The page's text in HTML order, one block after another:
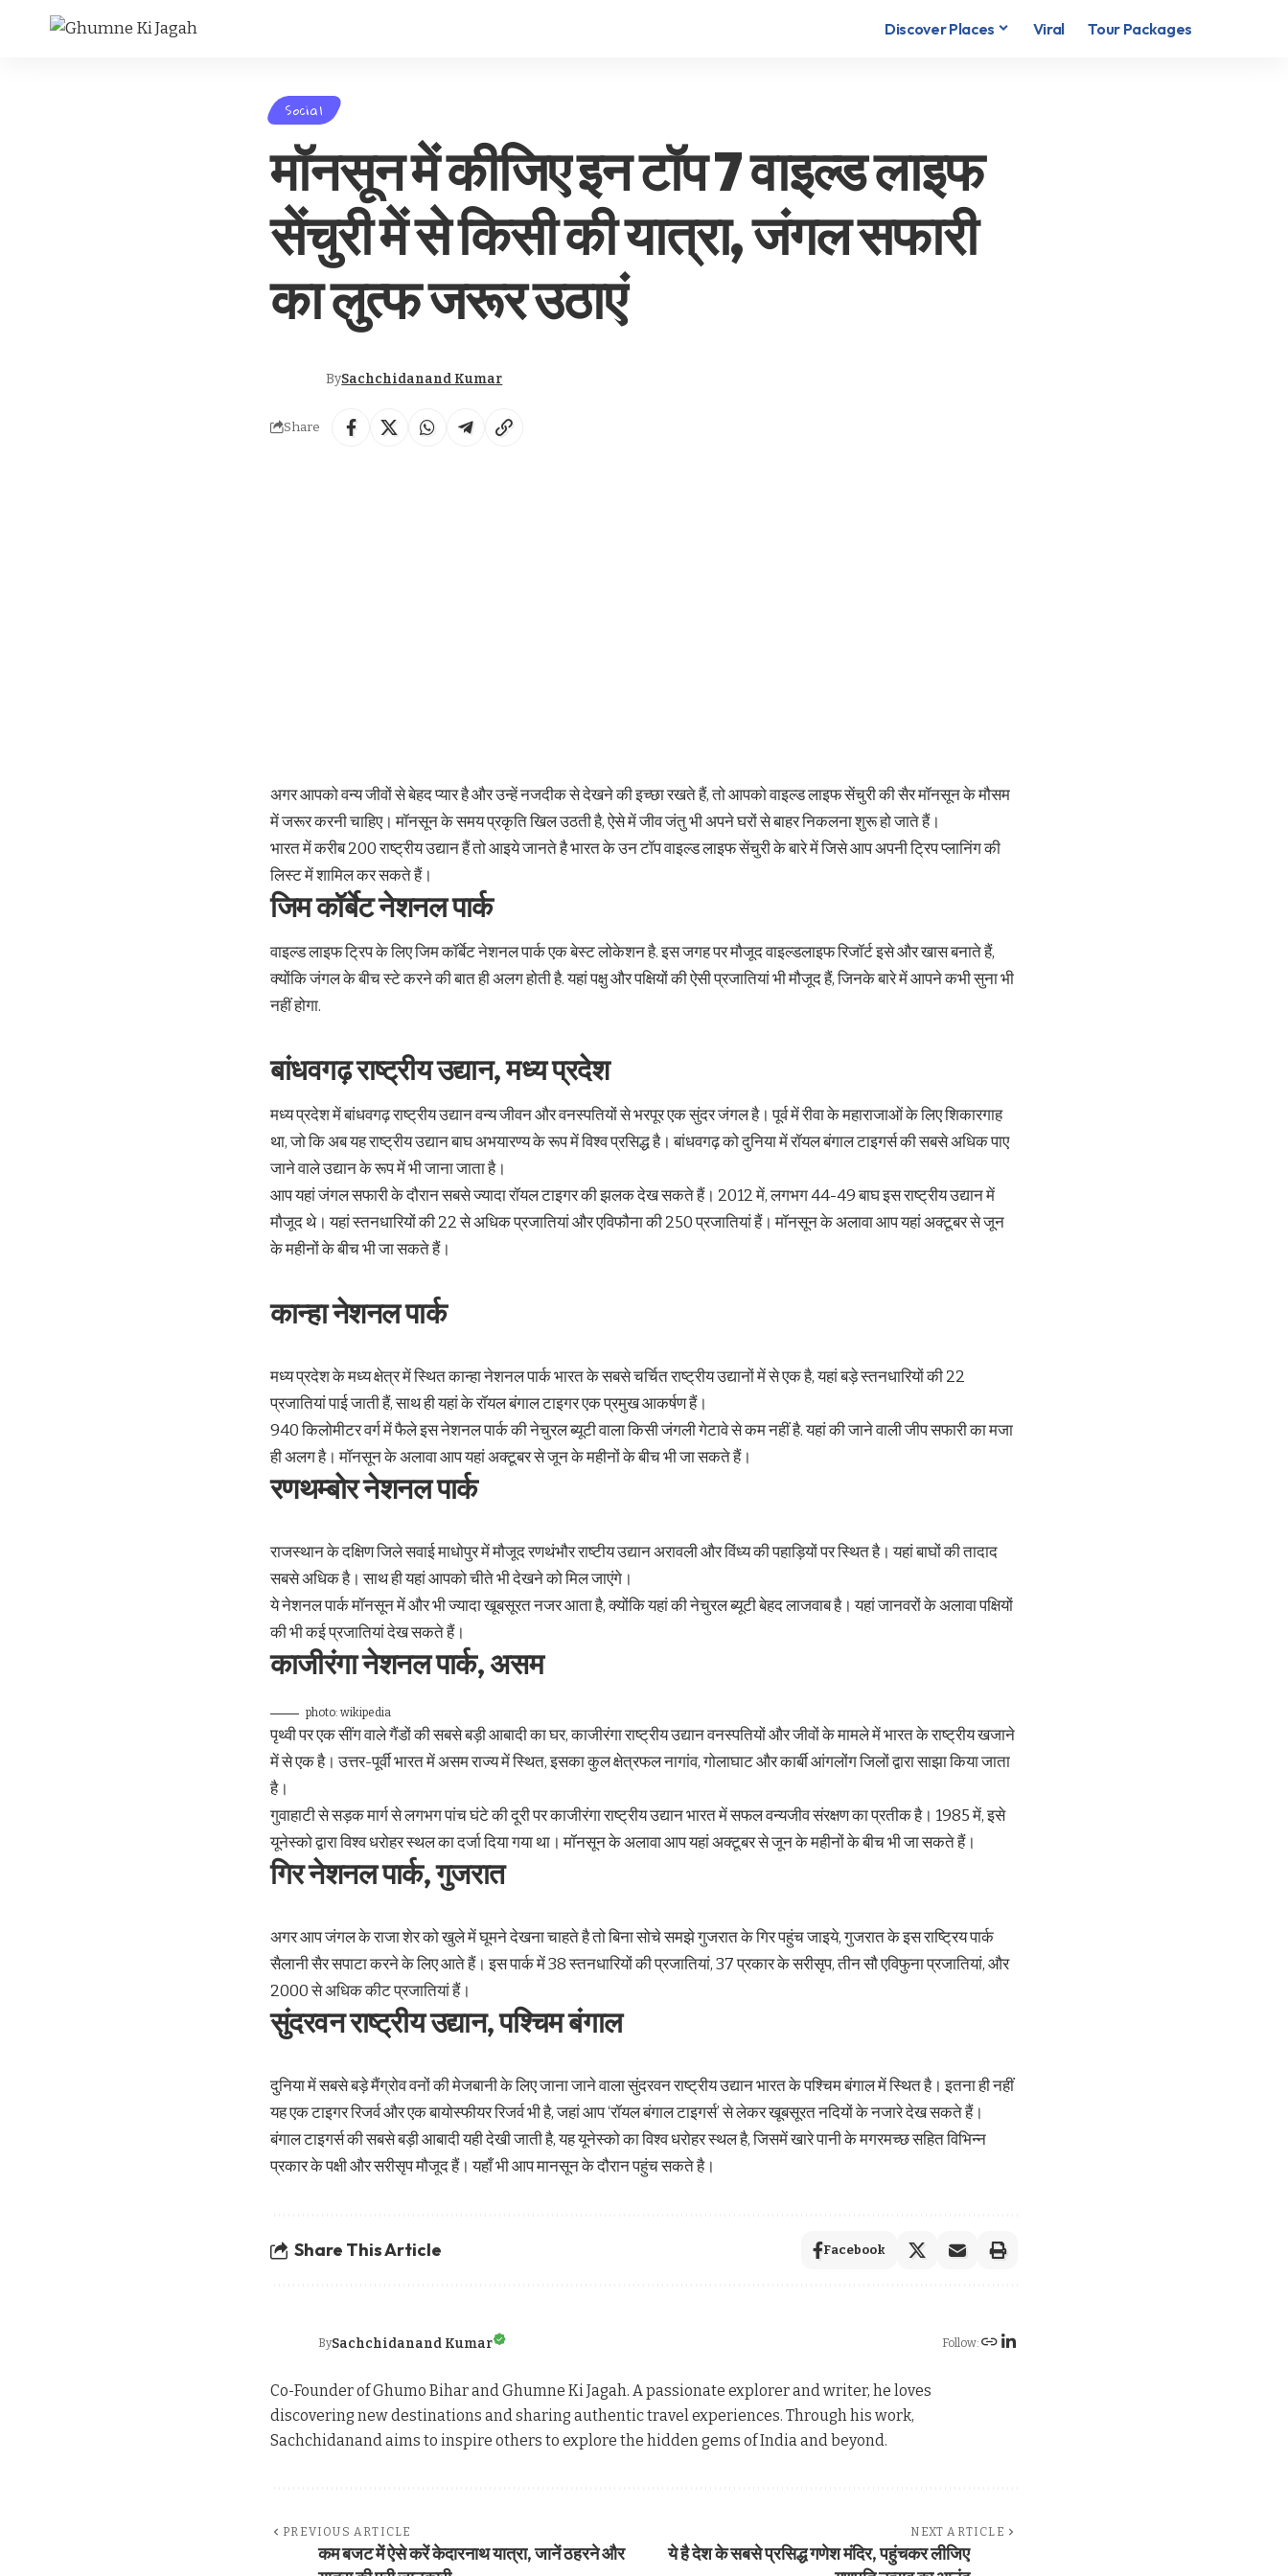
Discover Places Viral Tour Packages
Social
मॉनसून में कीजिए इन टॉप 7 वाइल्ड लाइफ
सेंचुरी में से किसी की यात्रा, जंगल सफारी
का लुत्फ जरूर उठाएं
BySachchidanand Kumar
Share
अगर आपको वन्य जीवों से बेहद प्यार है और उन्हें नजदीक से देखने की इच्छा रखते हैं, तो आपको वाइल्ड लाइफ सेंचुरी की सैर मॉनसून के मौसम
में जरूर करनी चाहिए। मॉनसून के समय प्रकृति खिल उठती है, ऐसे में जीव जंतु भी अपने घरों से बाहर निकलना शुरू हो जाते हैं।
भारत में करीब 200 राष्ट्रीय उद्यान हैं तो आइये जानते है भारत के उन टॉप वाइल्ड लाइफ सेंचुरी के बारे में जिसे आप अपनी ट्रिप प्लानिंग की
लिस्ट में शामिल कर सकते हैं।
जिम कॉर्बेट नेशनल पार्क
वाइल्ड लाइफ ट्रिप के लिए जिम कॉर्बेट नेशनल पार्क एक बेस्ट लोकेशन है. इस जगह पर मौजूद वाइल्डलाइफ रिजॉर्ट इसे और खास बनाते हैं,
क्योंकि जंगल के बीच स्टे करने की बात ही अलग होती है. यहां पक्षु और पक्षियों की ऐसी प्रजातियां भी मौजूद हैं, जिनके बारे में आपने कभी सुना भी
नहीं होगा.
बांधवगढ़ राष्ट्रीय उद्यान, मध्य प्रदेश
मध्य प्रदेश में बांधवगढ़ राष्ट्रीय उद्यान वन्य जीवन और वनस्पतियों से भरपूर एक सुंदर जंगल है। पूर्व में रीवा के महाराजाओं के लिए शिकारगाह
था, जो कि अब यह राष्ट्रीय उद्यान बाघ अभयारण्य के रूप में विश्व प्रसिद्ध है। बांधवगढ़ को दुनिया में रॉयल बंगाल टाइगर्स की सबसे अधिक पाए
जाने वाले उद्यान के रूप में भी जाना जाता है।
आप यहां जंगल सफारी के दौरान सबसे ज्यादा रॉयल टाइगर की झलक देख सकते हैं। 2012 में, लगभग 44-49 बाघ इस राष्ट्रीय उद्यान में
मौजूद थे। यहां स्तनधारियों की 22 से अधिक प्रजातियां और एविफौना की 250 प्रजातियां हैं। मॉनसून के अलावा आप यहां अक्टूबर से जून
के महीनों के बीच भी जा सकते हैं।
कान्हा नेशनल पार्क
मध्य प्रदेश के मध्य क्षेत्र में स्थित कान्हा नेशनल पार्क भारत के सबसे चर्चित राष्ट्रीय उद्यानों में से एक है, यहां बड़े स्तनधारियों की 22
प्रजातियां पाई जाती हैं, साथ ही यहां के रॉयल बंगाल टाइगर एक प्रमुख आकर्षण हैं।
940 किलोमीटर वर्ग में फैले इस नेशनल पार्क की नेचुरल ब्यूटी वाला किसी जंगली गेटावे से कम नहीं है. यहां की जाने वाली जीप सफारी का मजा
ही अलग है। मॉनसून के अलावा आप यहां अक्टूबर से जून के महीनों के बीच भी जा सकते हैं।
रणथम्बोर नेशनल पार्क
राजस्थान के दक्षिण जिले सवाई माधोपुर में मौजूद रणथंभौर राष्टीय उद्यान अरावली और विंध्य की पहाड़ियों पर स्थित है। यहां बाघों की तादाद
सबसे अधिक है। साथ ही यहां आपको चीते भी देखने को मिल जाएंगे।
ये नेशनल पार्क मॉनसून में और भी ज्यादा खूबसूरत नजर आता है, क्योंकि यहां की नेचुरल ब्यूटी बेहद लाजवाब है। यहां जानवरों के अलावा पक्षियों
की भी कई प्रजातियां देख सकते हैं।
काजीरंगा नेशनल पार्क, असम
photo: wikipedia
पृथ्वी पर एक सींग वाले गैंडों की सबसे बड़ी आबादी का घर, काजीरंगा राष्ट्रीय उद्यान वनस्पतियों और जीवों के मामले में भारत के राष्ट्रीय खजाने
में से एक है। उत्तर-पूर्वी भारत में असम राज्य में स्थित, इसका कुल क्षेत्रफल नागांव, गोलाघाट और कार्बी आंगलोंग जिलों द्वारा साझा किया जाता
है।
गुवाहाटी से सड़क मार्ग से लगभग पांच घंटे की दूरी पर काजीरंगा राष्ट्रीय उद्यान भारत में सफल वन्यजीव संरक्षण का प्रतीक है। 1985 में, इसे
यूनेस्को द्वारा विश्व धरोहर स्थल का दर्जा दिया गया था। मॉनसून के अलावा आप यहां अक्टूबर से जून के महीनों के बीच भी जा सकते हैं।
गिर नेशनल पार्क, गुजरात
अगर आप जंगल के राजा शेर को खुले में घूमने देखना चाहते है तो बिना सोचे समझे गुजरात के गिर पहुंच जाइये, गुजरात के इस राष्ट्रिय पार्क
सैलानी सैर सपाटा करने के लिए आते हैं। इस पार्क में 38 स्तनधारियों की प्रजातियां, 37 प्रकार के सरीसृप, तीन सौ एविफुना प्रजातियां, और
2000 से अधिक कीट प्रजातियां हैं।
सुंदरवन राष्ट्रीय उद्यान, पश्चिम बंगाल
दुनिया में सबसे बड़े मैंग्रोव वनों की मेजबानी के लिए जाना जाने वाला सुंदरवन राष्ट्रीय उद्यान भारत के पश्चिम बंगाल में स्थित है। इतना ही नहीं
यह एक टाइगर रिजर्व और एक बायोस्फीयर रिजर्व भी है, जहां आप ‘रॉयल बंगाल टाइगर्स’ से लेकर खूबसूरत नदियों के नजारे देख सकते हैं।
बंगाल टाइगर्स की सबसे बड़ी आबादी यही देखी जाती है, यह यूनेस्को का विश्व धरोहर स्थल है, जिसमें खारे पानी के मगरमच्छ सहित विभिन्न
प्रकार के पक्षी और सरीसृप मौजूद हैं। यहाँ भी आप मानसून के दौरान पहुंच सकते है।
Share This Article Facebook
BySachchidanand Kumar Follow:
Co-Founder of Ghumo Bihar and Ghumne Ki Jagah. A passionate explorer and writer, he loves
discovering new destinations and sharing authentic travel experiences. Through his work,
Sachchidanand aims to inspire others to explore the hidden gems of India and beyond.
PREVIOUS ARTICLE
कम बजट में ऐसे करें केदारनाथ यात्रा, जानें ठहरने और
NEXT ARTICLE
ये है देश के सबसे प्रसिद्ध गणेश मंदिर, पहुंचकर लीजिए